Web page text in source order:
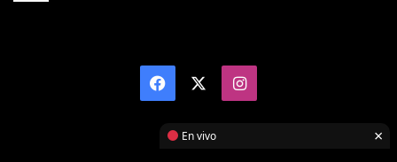
Facebook Instagram
En vivo ×